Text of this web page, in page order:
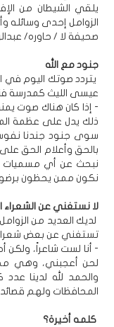
يلقي الشيطان من
الزوامل إحدى وسائله
صحيفة لا / حاوره/
جنود مع الله
يتردد صوتك اليوم في
عيسى الليث كمدرسة
- إذا كان هناك صوت
ذلك يدل على عظمة
سوى جنود جندنا
بالحق وأعلام الحق على
نبحث عن أي مسميات
نكون ممن يحظون
لا نستغني عن الشعراء
لديك العديد من
تستغني عن بعض شعراء
- أنا لست شاعراً، ولكن
لحن أعجبني، وهي
والحمد لله لدينا
المحافظات ولهم
كلمه أخيرة؟